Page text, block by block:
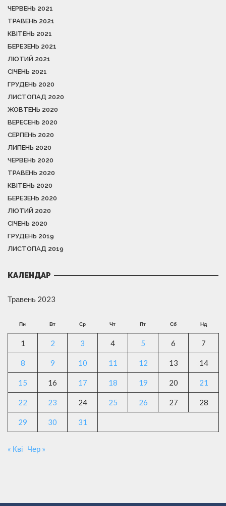
ЧЕРВЕНЬ 2021
ТРАВЕНЬ 2021
КВІТЕНЬ 2021
БЕРЕЗЕНЬ 2021
ЛЮТИЙ 2021
СІЧЕНЬ 2021
ГРУДЕНЬ 2020
ЛИСТОПАД 2020
ЖОВТЕНЬ 2020
ВЕРЕСЕНЬ 2020
СЕРПЕНЬ 2020
ЛИПЕНЬ 2020
ЧЕРВЕНЬ 2020
ТРАВЕНЬ 2020
КВІТЕНЬ 2020
БЕРЕЗЕНЬ 2020
ЛЮТИЙ 2020
СІЧЕНЬ 2020
ГРУДЕНЬ 2019
ЛИСТОПАД 2019
КАЛЕНДАР
Травень 2023
Пн Вт Ср Чт Пт Сб Нд
1 2 3 4 5 6 7
8 9 10 11 12 13 14
15 16 17 18 19 20 21
22 23 24 25 26 27 28
29 30 31
« Кві Чер »